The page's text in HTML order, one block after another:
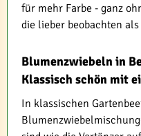
für mehr Farbe - ganz
die lieber beobachten
Blumenzwiebeln in
Klassisch schön mit
In klassischen